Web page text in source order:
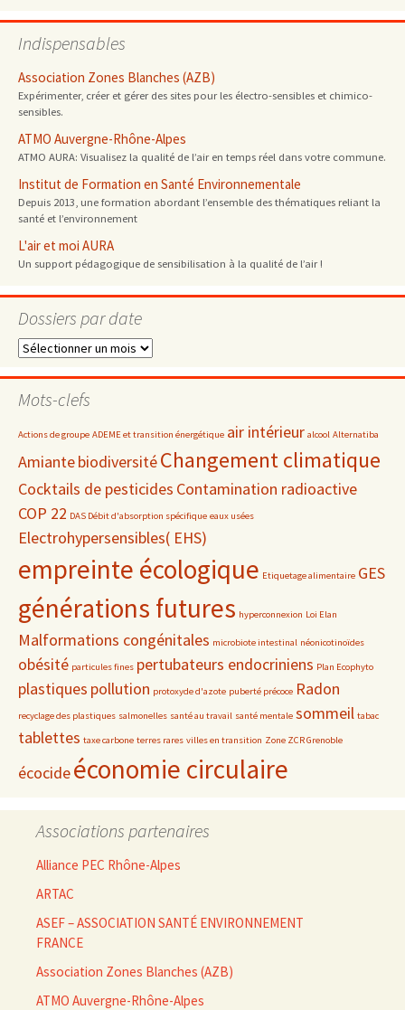
Indispensables
Association Zones Blanches (AZB)
Expérimenter, créer et gérer des sites pour les électro-sensibles et chimico-
sensibles.
ATMO Auvergne-Rhône-Alpes
ATMO AURA: Visualisez la qualité de l’air en temps réel dans votre commune.
Institut de Formation en Santé Environnementale
Depuis 2013, une formation abordant l’ensemble des thématiques reliant la
santé et l’environnement
L'air et moi AURA
Un support pédagogique de sensibilisation à la qualité de l’air !
Dossiers par date
Dossiers
date
Mots-clefs
Actions de groupe ADEME et transition énergétique air intérieur alcool Alternatiba
AmiantebiodiversitéChangement climatique
Cocktails de pesticides Contamination radioactive
COP 22 DAS Débit d'absorption spécifique eaux usées
Electrohypersensibles( EHS)
empreinte écologique Etiquetage alimentaire GES
générations futures hyperconnexion Loi Elan
Malformations congénitales microbiote intestinal néonicotinoïdes
obésité particules fines pertubateurs endocriniens Plan Ecophyto
plastiques pollution protoxyde d'azote puberté précoce Radon
recyclage des plastiques salmonelles santé au travail santé mentale sommeil tabac
tablettes taxe carbone terres rares villes en transition Zone ZCR Grenoble
écocideéconomie circulaire
Associations partenaires
Alliance PEC Rhône-Alpes
ARTAC
ASEF – ASSOCIATION SANTÉ ENVIRONNEMENT
FRANCE
Association Zones Blanches (AZB)
ATMO Auvergne-Rhône-Alpes